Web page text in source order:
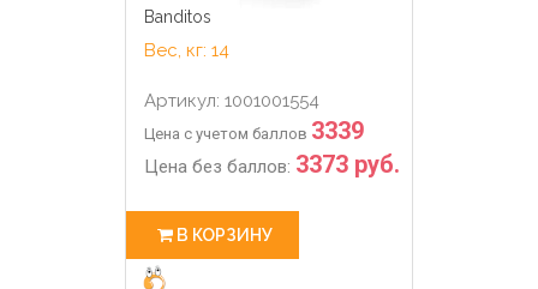
Banditos
Вес, кг: 14
Артикул: 1001001554
Цена с учетом баллов 3339
Цена без баллов: 3373 руб.
В КОРЗИНУ